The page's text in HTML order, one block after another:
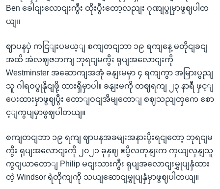
Ben ခေါငျးလောငျးကွီး ထိုးပွီးတော့လညျး ဂုဏျပွုမှာဖွဈပါတ
ယျ။
ဈာပနပှဲ ကငြျးပမယ့ျ စကျတငျဘာ ၁၉ ရကျနေ့ မတိုငျခငျ
အထိ အဲလဈဇဘကျ ဘုရငျမကွီး ရုပျအလောငျးကို
Westminster အဆောကျအအုံ ခနျးမမှာ ၄ ရကျကွာ အမြားပွညျ
သူ ဂါရဝပွုနိုငျဖို့ ထားရှိမှာပါ။ ခနျးမကို တဈရကျ ၂၃ နာရီ ဖှင့ျ
ပေးထားမှာဖွဈပွီး တောျဝငျအိမျတောျ စဈသညျတှကေ စော
င့ျကွပျမှာဖွဈပါတယျ။
စကျတငျဘာ ၁၉ ရကျ ဈာပနအခမျးအနားပွီးရငျတော့ ဘုရငျမ
ကွီး ရုပျအလောငျးကို ၂၀၂၁ ခုနှဈ ဧပွီလတုနျးက ကှယျလှနျသူ
ကွငျယာတောျ Philip မငျးသားကွီး ရုပျအလောငျးမွှုပျနှံထား
တဲ့ Windsor ရဲတိုကျကို သယျဆောငျမွှုပျနှံမှာဖွဈပါတယျ။